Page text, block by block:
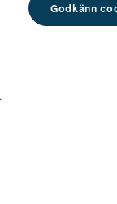
Apotek med
av
Godkänn